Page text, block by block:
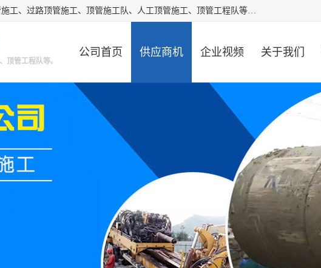
大城县胜越管道工程公司主要经营非开挖顶管工程、专业顶管施工、过路顶管施工、顶管施工队、人工顶管施工、顶管工程队等。主要从事南宁、甘肃、南宁等地区的顶管施工。我工程队期待与市政地下管网铺设的电信，电力，污水等处理工作的同仁共同设计，互利共赢。
顶管工程队等。
公司首页 供应商机 企业视频 关于我们
公司动态